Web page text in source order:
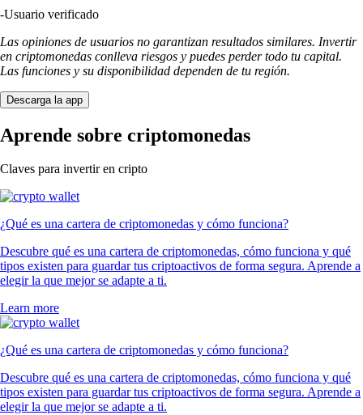
-Usuario verificado
Las opiniones de usuarios no garantizan resultados similares. Invertir
en criptomonedas conlleva riesgos y puedes perder todo tu capital.
Las funciones y su disponibilidad dependen de tu región.
Descarga la app
Aprende sobre criptomonedas
Claves para invertir en cripto
¿Qué es una cartera de criptomonedas y cómo funciona?
Descubre qué es una cartera de criptomonedas, cómo funciona y qué
tipos existen para guardar tus criptoactivos de forma segura. Aprende a
elegir la que mejor se adapte a ti.
Learn more
¿Qué es una cartera de criptomonedas y cómo funciona?
Descubre qué es una cartera de criptomonedas, cómo funciona y qué
tipos existen para guardar tus criptoactivos de forma segura. Aprende a
elegir la que mejor se adapte a ti.